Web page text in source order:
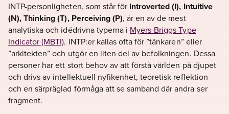
INTP-personligheten, som står för Introverted (I), Intuitive
(N), Thinking (T), Perceiving (P), är en av de mest
analytiska och idédrivna typerna i Myers-Briggs Type
Indicator (MBTI). INTP:er kallas ofta för ”tänkaren” eller
”arkitekten” och utgör en liten del av befolkningen. Dessa
personer har ett stort behov av att förstå världen på djupet
och drivs av intellektuell nyfikenhet, teoretisk reflektion
och en särpräglad förmåga att se samband där andra ser
fragment.